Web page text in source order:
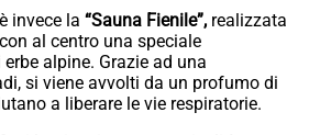
invece la “Sauna Fienile”, realizzata
al centro una speciale
alpine. Grazie ad una
si viene avvolti da un profumo di
a liberare le vie respiratorie.